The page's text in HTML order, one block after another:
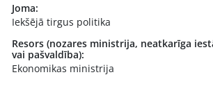
Joma:
Iekšējā tirgus politika
Resors (nozares ministrija, neatkarīga
vai pašvaldība):
Ekonomikas ministrija